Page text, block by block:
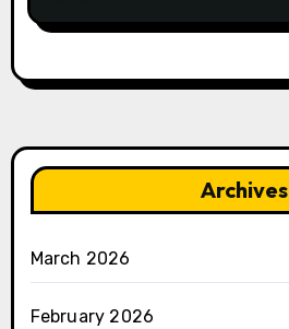
Archives
March 2026
February 2026